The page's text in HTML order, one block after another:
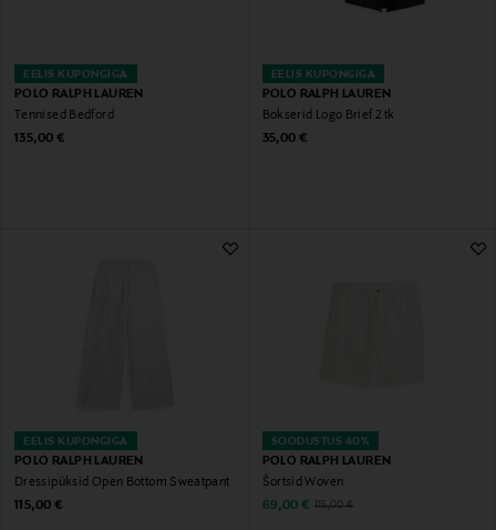
EELIS KUPONGIGA
POLO RALPH LAUREN
Tennised Bedford
Original Price
135,00 €
EELIS KUPONGIGA
POLO RALPH LAUREN
Bokserid Logo Brief 2 tk
Original Price
35,00 €
EELIS KUPONGIGA
POLO RALPH LAUREN
Dressipüksid Open Bottom Sweatpant
Original Price
115,00 €
SOODUSTUS 40%
POLO RALPH LAUREN
Šortsid Woven
Discounted Price
69,00 € Original Price
115,00 €